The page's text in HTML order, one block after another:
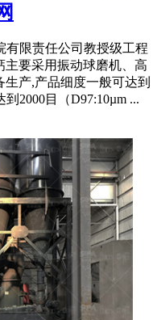
有限责任公司教授级工程
主要采用振动球磨机、高
产,产品细度一般可达到
2000目（D97:10µm ...